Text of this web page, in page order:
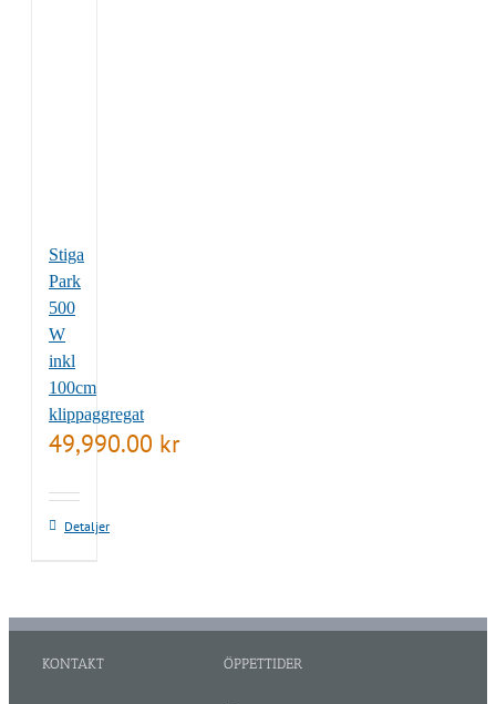
Stiga
Park
500
W
inkl
100cm
klippaggregat
49,990.00 kr
Detaljer
KONTAKT ÖPPETTIDER